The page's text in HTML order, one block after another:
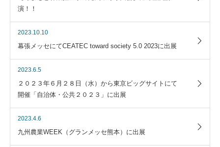
演！！
2023.10.10
幕張メッセにてCEATEC toward society 5.0 2023に出展
2023.6.5
２０２３年６月２８日（水）から東京ビッグサイトにて
開催「自治体・公共２０２３」に出展
2023.4.6
九州農業WEEK（グランメッセ熊本）に出展